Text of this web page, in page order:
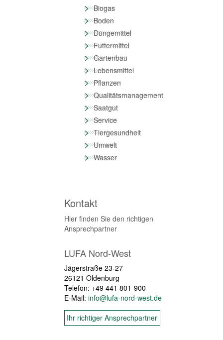
>Biogas
>Boden
>Düngemittel
>Futtermittel
>Gartenbau
>Lebensmittel
>Pflanzen
>Qualitätsmanagement
>Saatgut
>Service
>Tiergesundheit
>Umwelt
>Wasser
Kontakt
Hier finden Sie den richtigen
Ansprechpartner
LUFA Nord-West
Jägerstraße 23-27
26121 Oldenburg
Telefon: +49 441 801-900
E-Mail: info@lufa-nord-west.de
Ihr richtiger Ansprechpartner